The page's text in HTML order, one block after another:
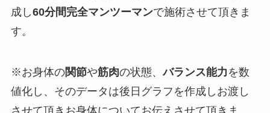
成し60分間完全マンツーマンで施術させて頂きま
す。
※お身体の関節や筋肉の状態、バランス能力 を数
値化し、そのデータは後日グラフを作成しお渡し